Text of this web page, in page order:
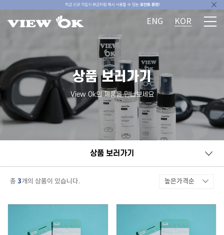
ENG KOR
상품 보러가기
View Ok의 제품을 만나보세요
상품 보러가기
총 3개의 상품이 있습니다. 높은가격순